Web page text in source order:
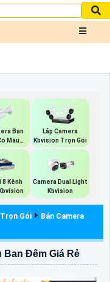
Ban
Màu
Lắp Camera
Kbvision Trọn Gói
8 Kênh
Camera Dual Light
Kbvision
Gói
Bán Camera
Ban Đêm Giá Rẻ